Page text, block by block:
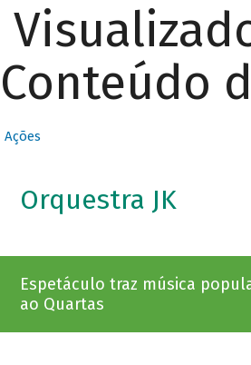
Conteúdo
Ações
Orquestra JK
Espetáculo traz música
ao Quartas